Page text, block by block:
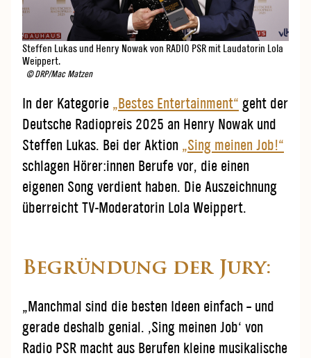
Steffen Lukas und Henry Nowak von RADIO PSR mit Laudatorin Lola
Weippert.
© DRP/Mac Matzen
In der Kategorie „Bestes Entertainment“ geht der
Deutsche Radiopreis 2025 an Henry Nowak und
Steffen Lukas. Bei der Aktion „Sing meinen Job!“
schlagen Hörer:innen Berufe vor, die einen
eigenen Song verdient haben. Die Auszeichnung
überreicht TV-Moderatorin Lola Weippert.
Begründung der Jury:
„Manchmal sind die besten Ideen einfach – und
gerade deshalb genial. ‚Sing meinen Job‘ von
Radio PSR macht aus Berufen kleine musikalische